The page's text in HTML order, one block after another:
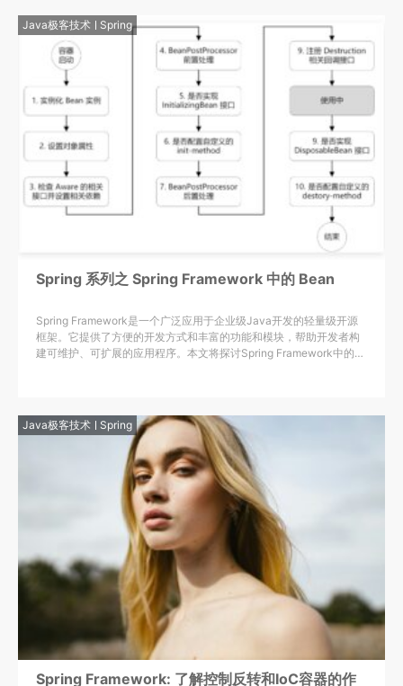
Java极客技术 Spring
Spring 系列之 Spring Framework 中的 Bean
Spring Framework是一个广泛应用于企业级Java开发的轻量级开源
框架。它提供了方便的开发方式和丰富的功能和模块，帮助开发者构
建可维护、可扩展的应用程序。本文将探讨Spring Framework中的
Java极客技术 Spring
Spring Framework: 了解控制反转和IoC容器的作